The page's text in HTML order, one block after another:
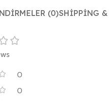
(0)SHIPPING &
0
0